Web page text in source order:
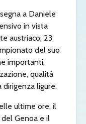
a Daniele
in vista
austriaco, 23
del suo
importanti,
qualità
ligure.
ultime ore, il
Genoa e il